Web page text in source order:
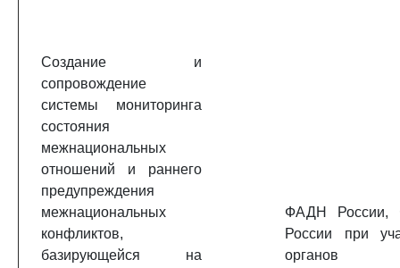
Создание и
сопровождение
системы мониторинга
состояния
межнациональных
отношений и раннего
предупреждения
межнациональных
конфликтов,
базирующейся на
ФАДН России,
России при
органов